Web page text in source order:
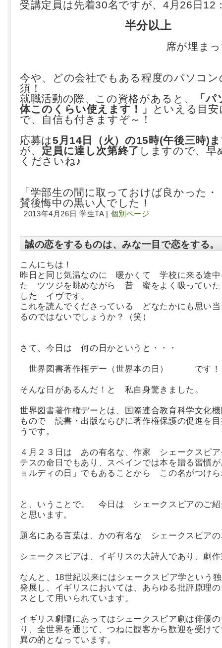
受講定員は先着30名ですが、4月26日12
半分以上
席が埋ま
今や、どの会社でもある程度のパソコン
須！
就職活動の際、この資格があると、
「
体このくらい使えます！」
といえる目
で、自信も付きますぞ～！
応募は5月14日（火）の15時(午後三時)
が、 定員に達し次第終了 しますので、早
くださいね♪
「学部生の間に取っておけば良かった・
賛後悔中の黒い人でした！
2013年4月26日 学生TA | 個別ページ
誠の恋をするものは、みな一目で恋をする。
こんにちは！
昨日と同じ気温なのに 暖かくて 学校に来る途中
た ツツジを眺めながら 昔 蜜をよく吸っていた
した イヴです。
これを読んでくださっている どなたかにも思い
るのではないでしょうか？（笑）
さて、今日は 何の日かというと・・・
世界図書著作権デー（世界本の日） です！
そんな日があるんだ！と 私自身驚きました。
世界図書著作権デーとは、国際連合教育科学文化
もので 読書・出版ならびに著作権保護の促進を
うです。
４月２３日は あの有名な、作家 シェークスピ
テスの命日でもあり、スペインでは本を贈る習慣
ョルディの日」でもあることから この名がつけ
と、いうことで。 今日は シェークスピアのご
と思います。
題名にある言葉は、かの有名な シェークスピア
シェークスピアは、 イギリスの大詩人であり、劇
なんと、18世紀以来にはシェークスピア学という
発展し、イギリスにおいては、あらゆる批評原理
スとして用いられています。
イギリス劇壇にあってはシェークスピア劇は俳優
り、全世界を通じて、つねに観客から歓迎を受け
異の的となっています。